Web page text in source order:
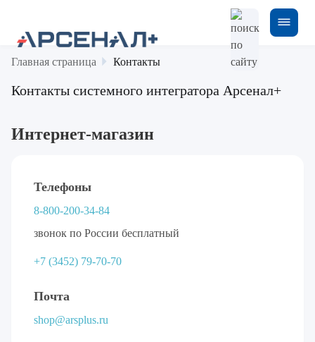
Главная страница Контакты
Контакты системного интегратора Арсенал+
Интернет-магазин
Телефоны
8-800-200-34-84
звонок по России бесплатный
+7 (3452) 79-70-70
Почта
shop@arsplus.ru